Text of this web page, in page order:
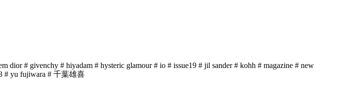
dior # givenchy # hiyadam # hysteric glamour # io # issue19 # jil sander # kohh # magazine # new
# yu fujiwara # 千葉雄喜